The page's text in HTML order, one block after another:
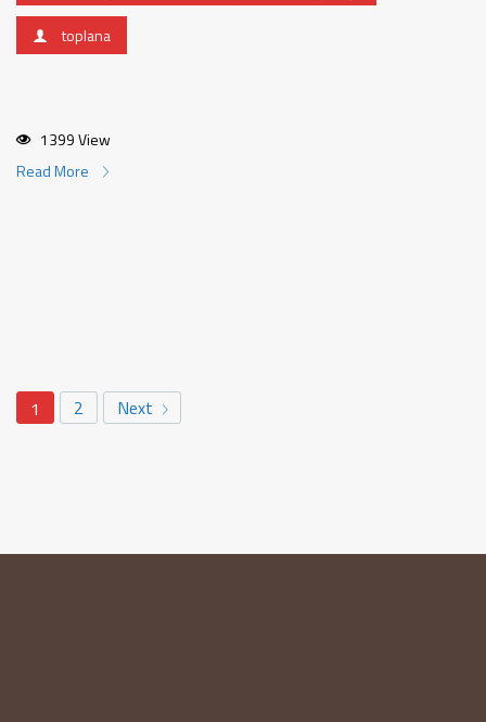
toplana
1399 View
Read More
1 2 Next